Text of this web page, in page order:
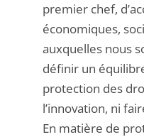
premier chef,
économiques,
auxquelles nous
définir un
protection des
l’innovation, ni
En matière de